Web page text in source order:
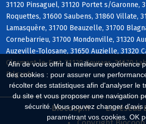
Afin de vous offrir la meilleure expérience
des cookies : pour assurer une
récolter des statistiques afin d'analyser le
du site et vous proposer une navigation
sécurité. Vous pouvez changer d'avis
paramétrant vos cookies. OK
31120 Pinsaguel, 31120 Portet s/Garonne,
Roquettes, 31600 Saubens, 31860 Villate,
Lamasquère, 31700 Beauzelle, 31700
Cornebarrieu, 31700 Mondonville, 31320
Auzeville-Tolosane, 31650 Auzielle, 31320
Clermont-le-Fort, 31120 Goyrans, 31670
Falgarde
Biocoop.fr
Le réseau